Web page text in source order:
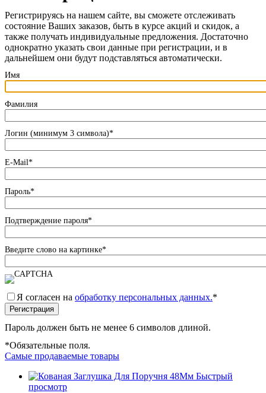
Регистрируясь на нашем сайте, вы сможете отслеживать
состояние Ваших заказов, быть в курсе акций и скидок, а
также получать индивидуальные предложения. Достаточно
однократно указать свои данные при регистрации, и в
дальнейшем они будут подставляться автоматически.
Имя
Фамилия
Логин (минимум 3 символа)*
E-Mail*
Пароль*
Подтверждение пароля*
Введите слово на картинке*
Я согласен наобработку персональных данных.*
Пароль должен быть не менее 6 символов длиной.
Обязательные поля.
Самые продаваемые товары
Быстрый
просмотр